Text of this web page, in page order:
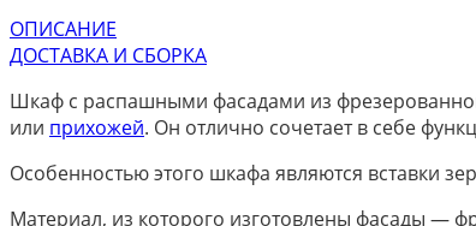
ОПИСАНИЕ
ДОСТАВКА И СБОРКА
Шкаф с распашными фасадами из
или прихожей. Он отлично сочетает в себе
Особенностью этого шкафа являются вставки
Материал, из которого изготовлены фасады —